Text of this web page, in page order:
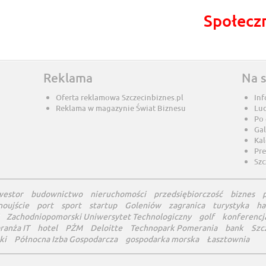
Reklama
Oferta reklamowa Szczecinbiznes.pl
Reklama w magazynie Świat Biznesu
Na
budownictwo nieruchomości przedsiębiorczość biznes
port sport startup Goleniów zagranica turystyka
Zachodniopomorski Uniwersytet Technologiczny
golf
IT
hotel PŻM Deloitte Technopark Pomerania bank
Północna Izba Gospodarcza gospodarka morska Łasztownia